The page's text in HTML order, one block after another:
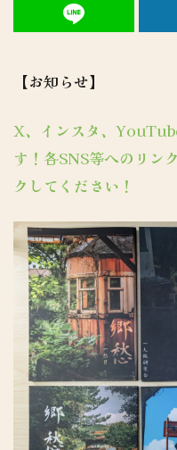
【お知らせ】
X、インスタ、
す！各SNS等へのリン
クしてください！